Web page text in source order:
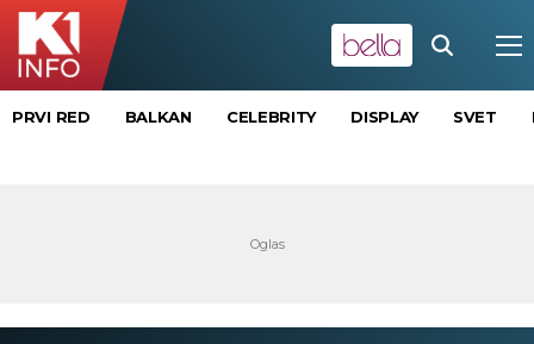
PRVI RED BALKAN CELEBRITY DISPLAY SVET